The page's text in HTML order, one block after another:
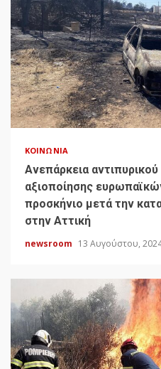
ΚΟΙΝΩΝΊΑ
Ανεπάρκεια
αξιοποίησης
προσκήνιο μετά την
στην Αττική
newsroom 13 Αυγούστου,